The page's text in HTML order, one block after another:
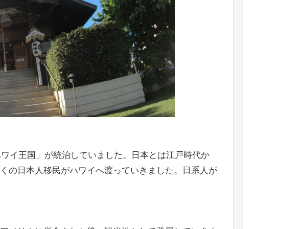
イ王国」が統治していました。日本とは江戸時代か
の日本人移民がハワイへ渡っていきました。日系人が